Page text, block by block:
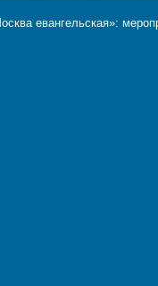
евангельская»: